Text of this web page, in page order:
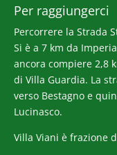
Per raggiungerci
Percorrere la Strada
Si è a 7 km da
ancora compiere 2,8
di Villa Guardia. La
verso Bestagno e
Lucinasco.
Villa Viani è frazione